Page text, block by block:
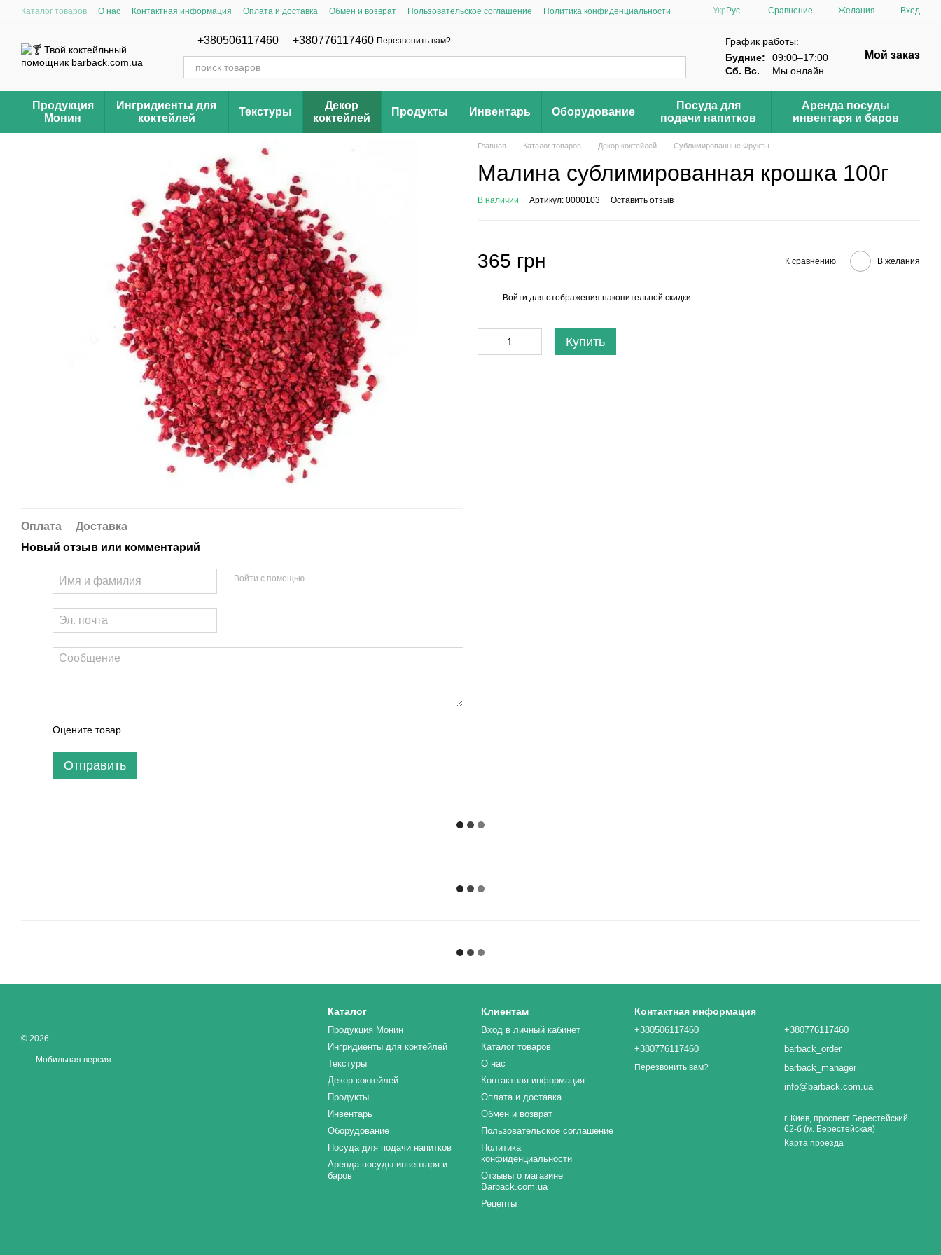
Перейти к основному контенту
Каталог товаров О нас Контактная информация Оплата и доставка Обмен и возврат Пользовательское соглашение
Политика конфиденциальности
Укр Рус Сравнение Желания Вход
+380506117460 +380776117460 Перезвонить вам?
График работы:
Будние:
09:00–17:00
Сб. Вс.
Мы онлайн
Мой заказ
Продукция
Монин
Ингридиенты для
коктейлей
Текстуры
Декор
коктейлей
Продукты Инвентарь Оборудование
Посуда для
подачи напитков
Аренда посуды
инвентаря и баров
Оплата
Доставка
Новый отзыв или комментарий
Войти с помощью
Оцените товар
Отправить
Главная Каталог товаров Декор коктейлей Сублимированные Фрукты
Малина сублимированная крошка 100г
В наличии Артикул: 0000103 Оставить отзыв
365 грн К сравнению В желания
Войти для отображения накопительной скидки
Купить
© 2026
Мобильная версия
Каталог
Продукция Монин
Ингридиенты для коктейлей
Текстуры
Декор коктейлей
Продукты
Инвентарь
Оборудование
Посуда для подачи напитков
Аренда посуды инвентаря и
баров
Клиентам
Вход в личный кабинет
Каталог товаров
О нас
Контактная информация
Оплата и доставка
Обмен и возврат
Пользовательское соглашение
Политика
конфиденциальности
Отзывы о магазине
Barback.com.ua
Рецепты
Контактная информация
+380506117460
+380776117460
Перезвонить вам?
+380776117460
barback_order
barback_manager
info@barback.com.ua
г. Киев, проспект Берестейский
62-б (м. Берестейская)
Карта проезда